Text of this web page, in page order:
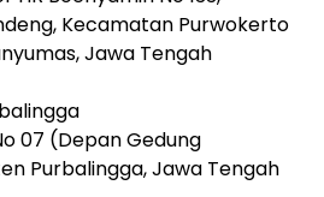
Kecamatan Purwokerto
Jawa Tengah
07 (Depan Gedung
Purbalingga, Jawa Tengah